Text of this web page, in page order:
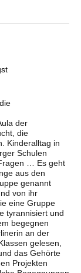
der
die
Kinderalltag in
Schulen
… Es geht
aus den
genannt
von ihr
eine Gruppe
tyrannisiert und
begegnen
an der
gelesen,
das Gehörte
Projekten